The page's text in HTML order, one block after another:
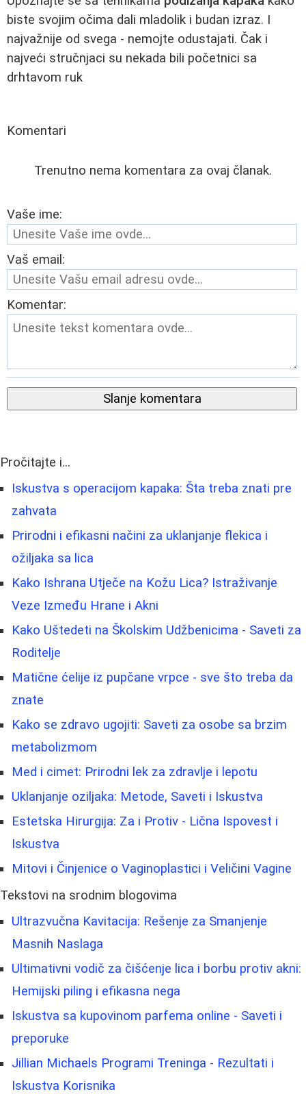
biste svojim očima dali mladolik i budan izraz. I
najvažnije od svega - nemojte odustajati. Čak i
najveći stručnjaci su nekada bili početnici sa
drhtavom ruk
Komentari
Trenutno nema komentara za ovaj članak.
Vaše ime:
Vaš email:
Komentar:
Slanje komentara
Pročitajte i...
Iskustva s operacijom kapaka: Šta treba znati pre
zahvata
Prirodni i efikasni načini za uklanjanje flekica i
ožiljaka sa lica
Kako Ishrana Utječe na Kožu Lica? Istraživanje
Veze Između Hrane i Akni
Kako Uštedeti na Školskim Udžbenicima - Saveti za
Roditelje
Matične ćelije iz pupčane vrpce - sve što treba da
znate
Kako se zdravo ugojiti: Saveti za osobe sa brzim
metabolizmom
Med i cimet: Prirodni lek za zdravlje i lepotu
Uklanjanje oziljaka: Metode, Saveti i Iskustva
Estetska Hirurgija: Za i Protiv - Lična Ispovest i
Iskustva
Mitovi i Činjenice o Vaginoplastici i Veličini Vagine
Tekstovi na srodnim blogovima
Ultrazvučna Kavitacija: Rešenje za Smanjenje
Masnih Naslaga
Ultimativni vodič za čišćenje lica i borbu protiv akni:
Hemijski piling i efikasna nega
Iskustva sa kupovinom parfema online - Saveti i
preporuke
Jillian Michaels Programi Treninga - Rezultati i
Iskustva Korisnika